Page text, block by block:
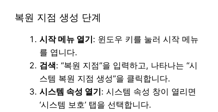
복원 지점 생성 단계
시작 메뉴 열기: 윈도우 키를 눌러 시작 메뉴
를 엽니다.
검색: “복원 지점”을 입력하고, 나타나는 “시
스템 복원 지점 생성”을 클릭합니다.
시스템 속성 열기: 시스템 속성 창이 열리면
‘시스템 보호’ 탭을 선택합니다.